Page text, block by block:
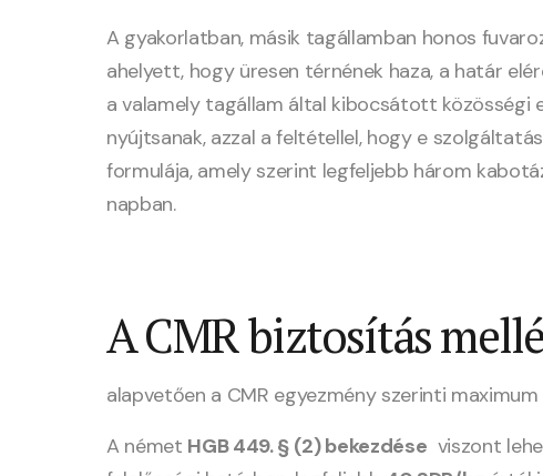
A gyakorlatban, másik tagállamban honos
ahelyett, hogy üresen térnének haza, a határ
a valamely tagállam által kibocsátott közösségi
nyújtsanak, azzal a feltétellel, hogy e
formulája, amely szerint legfeljebb három
napban.
A CMR biztosítás
alapvetően a CMR egyezmény szerinti
A német HGB 449. § (2) bekezdése viszont